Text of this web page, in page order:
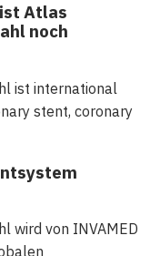
Atlas
noch
ist international
stent, coronary
wird von INVAMED